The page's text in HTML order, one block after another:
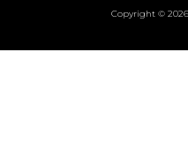
Copyright ©